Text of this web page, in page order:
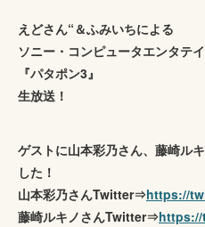
えどさん“＆ふみいちによる
ソニー・コンピュータエンタテ
『パタポン3』
生放送！
ゲストに山本彩乃さん、藤崎ル
した！
山本彩乃さんTwitter⇒https://
藤崎ルキノさんTwitter⇒